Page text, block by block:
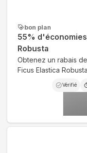
bon plan
55%
Robusta
Obtenez un rabais
Ficus Elastica
Vérifié